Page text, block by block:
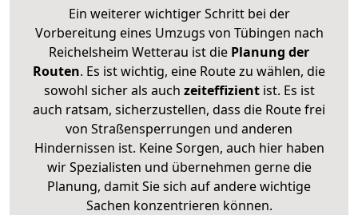
Ein weiterer wichtiger Schritt bei der
Vorbereitung eines Umzugs von Tübingen nach
Reichelsheim Wetterau ist die Planung der
Routen. Es ist wichtig, eine Route zu wählen, die
sowohl sicher als auch zeiteffizientist. Es ist
auch ratsam, sicherzustellen, dass die Route frei
von Straßensperrungen und anderen
Hindernissen ist. Keine Sorgen, auch hier haben
wir Spezialisten und übernehmen gerne die
Planung, damit Sie sich auf andere wichtige
Sachen konzentrieren können.